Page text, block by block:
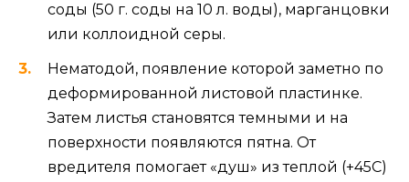
соды (50 г. соды на 10 л. воды), марганцовки
или коллоидной серы.
Нематодой, появление которой заметно по
деформированной листовой пластинке.
Затем листья становятся темными и на
поверхности появляются пятна. От
вредителя помогает «душ» из теплой (+45С)